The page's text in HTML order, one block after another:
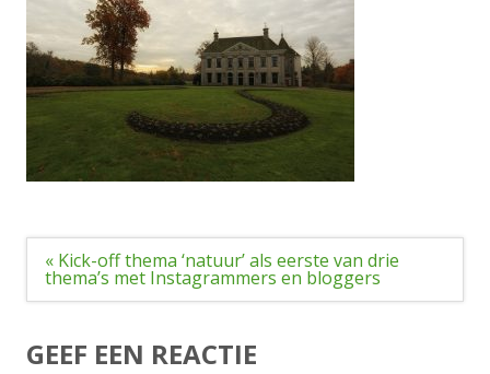
Bericht
navigatie
« Kick-off thema ‘natuur’ als eerste van drie
thema’s met Instagrammers en bloggers
GEEF EEN REACTIE